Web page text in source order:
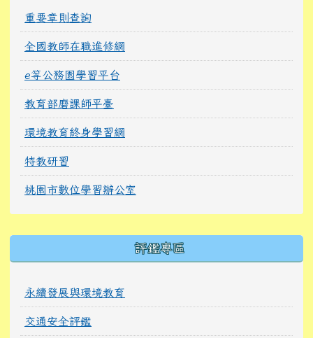
重要章則查詢
全國教師在職進修網
e等公務園學習平台
教育部磨課師平臺
環境教育終身學習網
特教研習
桃園市數位學習辦公室
評鑑專區
永續發展與環境教育
交通安全評鑑